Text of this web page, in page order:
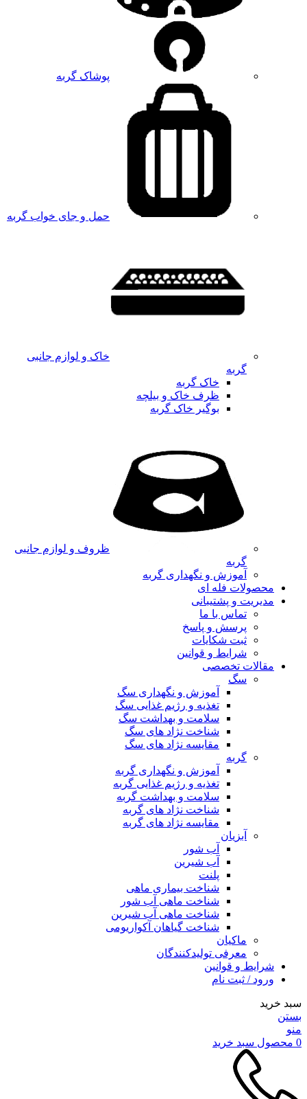
پوشاک گربه
حمل و جای خواب گربه
خاک و لوازم جانبی
گربه
خاک گربه
ظرف خاک و بیلچه
بوگیر خاک گربه
ظروف و لوازم جانبی
گربه
آموزش و نگهداری گربه
محصولات فله ای
مدیریت و پشتیبانی
تماس با ما
پرسش و پاسخ
ثبت شکایات
شرایط و قوانین
مقالات تخصصی
سگ
آموزش و نگهداری سگ
تغذیه و رژیم غذایی سگ
سلامت و بهداشت سگ
شناخت نژاد های سگ
مقایسه نژاد های سگ
گربه
آموزش و نگهداری گربه
تغذیه و رژیم غذایی گربه
سلامت و بهداشت گربه
شناخت نژاد های گربه
مقایسه نژاد های گربه
آبزیان
آب شور
آب شیرین
پلنت
شناخت بیماری ماهی
شناخت ماهی آب شور
شناخت ماهی آب شیرین
شناخت گیاهان آکواریومی
ماکیان
معرفی تولیدکنندگان
شرایط و قوانین
ورود / ثبت نام
سبد خرید
بستن
منو
0 محصول سبد خرید